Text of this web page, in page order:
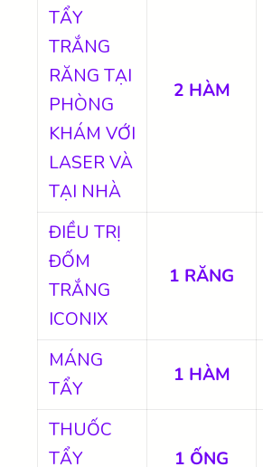
TẨY
TRẮNG
RĂNG TẠI
PHÒNG
KHÁM VỚI
LASER VÀ
TẠI NHÀ
2 HÀM
ĐIỀU TRỊ
ĐỐM
TRẮNG
ICONIX
1 RĂNG
MÁNG
TẨY
1 HÀM
THUỐC
TẨY
1 ỐNG